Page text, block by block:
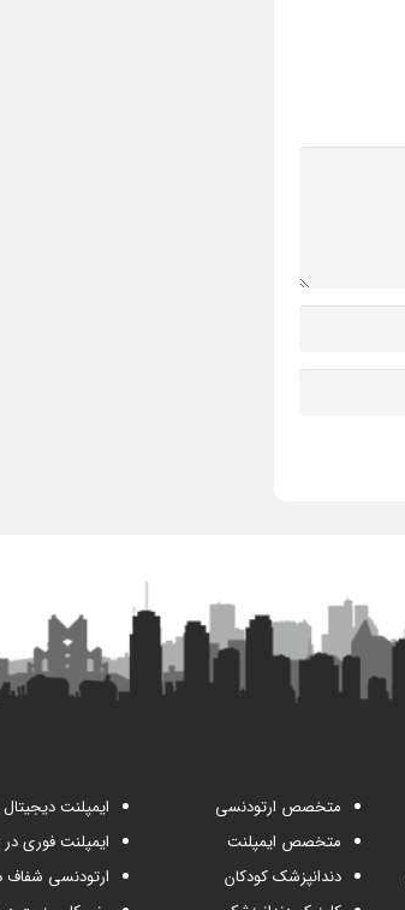
متخصص ارتودنسی
متخصص ایمپلنت
دندانپزشک کودکان
ایمپلنت
ایمپلنت فوری
ارتودنسی شفاف